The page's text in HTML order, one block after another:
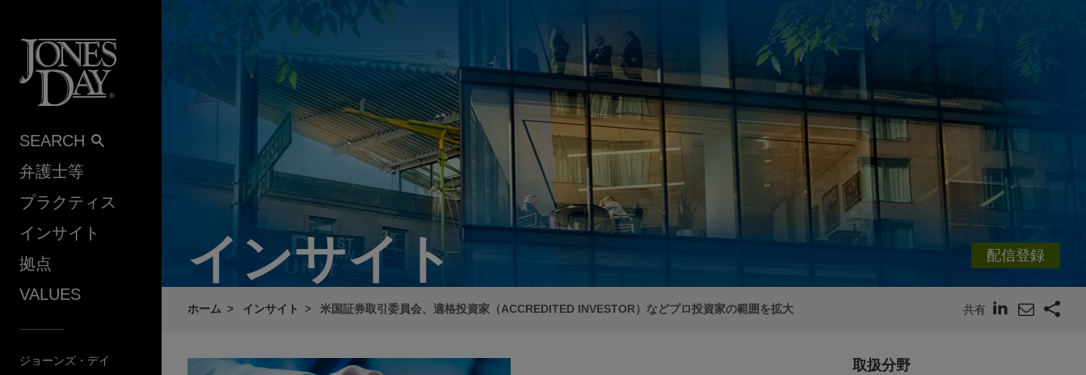
SEARCH
弁護士等
プラクティス
インサイト
拠点
VALUES
ジョーンズ・デイ
インサイト 配信登録
ホーム インサイト 米国証券取引委員会、適格投資家（ACCREDITED INVESTOR）などプロ投資家の範囲を拡大 共有
取扱分野